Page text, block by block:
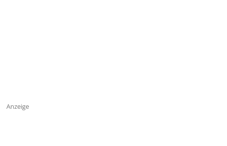
Anzeige